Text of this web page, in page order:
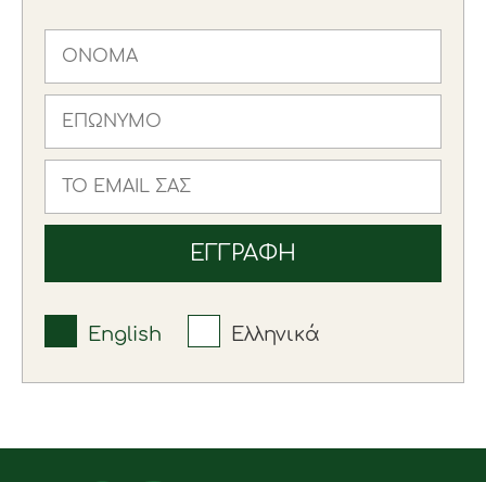
English Ελληνικά